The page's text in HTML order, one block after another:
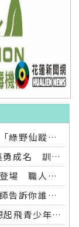
花蓮建商捲款落跑 吉安「綠野仙蹤」整棟2.6億將法拍
花蓮搜救犬Wilson執勤英勇成名 訓練意外墜落離世 消防局將為其立碑追思
壽豐咖啡香漫遊全民廣場登場 職人市集手作體驗品味慢活氛圍
颱風天招牌掉落砸車，律師告訴你誰該賠償
2023年花蓮縣第10屆夢想起飛青少年發明展 自強國中拿下第一名與第二名